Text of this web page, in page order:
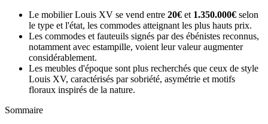
Le mobilier Louis XV se vend entre 20€ et 1.350.000€ selon
le type et l'état, les commodes atteignant les plus hauts prix.
Les commodes et fauteuils signés par des ébénistes reconnus,
notamment avec estampille, voient leur valeur augmenter
considérablement.
Les meubles d'époque sont plus recherchés que ceux de style
Louis XV, caractérisés par sobriété, asymétrie et motifs
floraux inspirés de la nature.
Sommaire